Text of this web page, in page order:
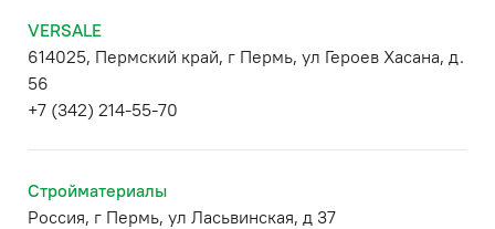
VERSALE
614025, Пермский край, г Пермь, ул Героев Хасана, д.
56
+7 (342) 214-55-70
Стройматериалы
Россия, г Пермь, ул Ласьвинская, д 37